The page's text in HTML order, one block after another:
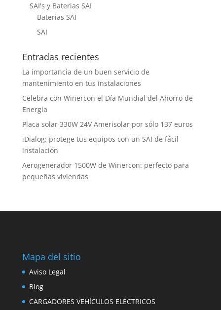
SAI's y Baterias SAI
Baterias SAI
SAI
Entradas recientes
La importancia de un buen servicio de
mantenimiento en tus instalaciones
Celebra con Winercon el Día Mundial del Ahorro de
Energía
Placa solar 330W 24V Amerisolar por sólo 137 euros
iDialog: protege tus equipos con un SAI de fácil
instalación
Aerogenerador 1500W de Winercon: perfecto para
pequeñas viviendas
Mapa del sitio
Aviso Legal
Blog
CARGADORES VEHÍCULOS ELÉCTRICOS